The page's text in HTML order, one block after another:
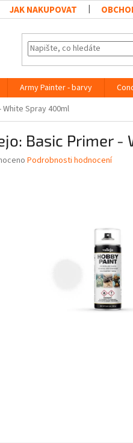
JAK NAKUPOVAT
Army Painter - barvy
White Spray 400ml
Basic Primer -
Podrobnosti hodnocení